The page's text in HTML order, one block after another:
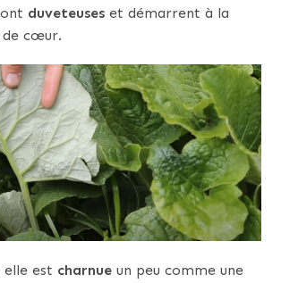
duveteuses et démarrent à la
de cœur.
elle est charnue un peu comme une